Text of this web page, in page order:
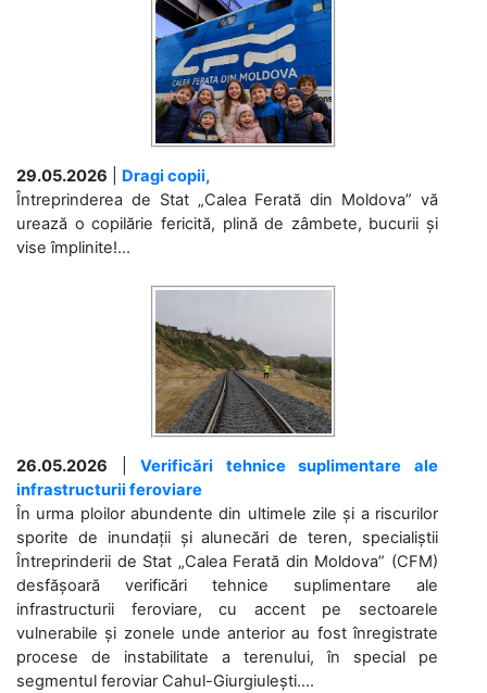
29.05.2026
Dragi copii,
Întreprinderea de Stat „Calea Ferată din Moldova” vă
urează o copilărie fericită, plină de zâmbete, bucurii și
vise împlinite!...
26.05.2026 |Verificări tehnice suplimentare ale
infrastructurii feroviare
În urma ploilor abundente din ultimele zile și a riscurilor
sporite de inundații și alunecări de teren, specialiștii
Întreprinderii de Stat „Calea Ferată din Moldova” (CFM)
desfășoară verificări tehnice suplimentare ale
infrastructurii feroviare, cu accent pe sectoarele
vulnerabile și zonele unde anterior au fost înregistrate
procese de instabilitate a terenului, în special pe
segmentul feroviar Cahul-Giurgiulești....